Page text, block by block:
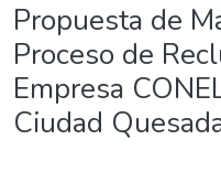
Propuesta de
Proceso de
Empresa
Ciudad